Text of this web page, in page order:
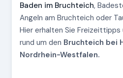
Baden im Bruchteich,
Angeln am Bruchteich oder
Hier erhalten Sie Freizeittipps
rund um den Bruchteich bei
Nordrhein-Westfalen.